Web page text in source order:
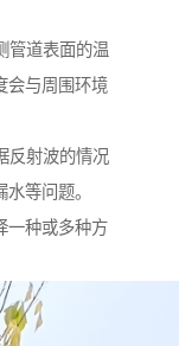
管道表面的温
会与周围环境
反射波的情况
等问题。
一种或多种方